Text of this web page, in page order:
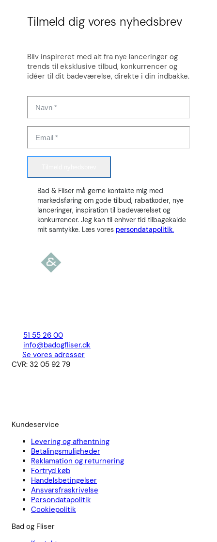
Tilmeld dig vores nyhedsbrev
Bliv inspireret med alt fra nye lanceringer og
trends til eksklusive tilbud, konkurrencer og
idéer til dit badeværelse, direkte i din indbakke.
Bad & Fliser må gerne kontakte mig med
markedsføring om gode tilbud, rabatkoder, nye
lanceringer, inspiration til badeværelset og
konkurrencer. Jeg kan til enhver tid tilbagekalde
mit samtykke. Læs vores persondatapolitik.
51 55 26 00
info@badogfliser.dk
Se vores adresser
CVR: 32 05 92 79
Kundeservice
Levering og afhentning
Betalingsmuligheder
Reklamation og returnering
Fortryd køb
Handelsbetingelser
Ansvarsfraskrivelse
Persondatapolitik
Cookiepolitik
Bad og Fliser